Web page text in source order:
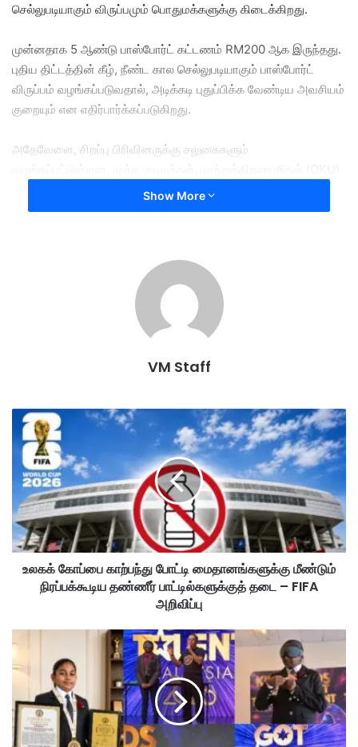
செல்லுபடியாகும் விருப்பமும் பொதுமக்களுக்கு கிடைக்கிறது.
முன்னதாக 5 ஆண்டு பாஸ்போர்ட் கட்டணம் RM200 ஆக இருந்தது.
புதிய திட்டத்தின் கீழ், நீண்ட கால செல்லுபடியாகும் பாஸ்போர்ட்
விருப்பம் வழங்கப்படுவதால், அடிக்கடி புதுப்பிக்க வேண்டிய அவசியம்
குறையும் என எதிர்பார்க்கப்படுகிறது.
அதேவேளை, சிறப்பு பிரிவினருக்கு சலுகைகளும்
உள்ளிட்டோருக்கு குறைந்த கட்டணம் அல்லது இலவச வசதி
வழங்கப்படும் எனவும் தெரிவிக்கப்பட்டுள்ளது.
வசதியாக இருக்கும். அதேசமயம், புதிய பாஸ்போர்ட் நடைமுறைகள்
மற்றும் விநியோக முறைகள் தொடர்பாக குடிநுழைவுத் துறை
மேலதிக அறிவிப்புகளை வெளியிடும் என கூறப்படுகிறது.
ஊடகங்களில் நல்ல கருத்துகளை பகிர்ந்து வருகின்றனர்.
Show More
VM Staff
கோ
பை
கா
ற்
மை
ன
ங்
உலகக் கோப்பை காற்பந்து போட்டி மைதானங்களுக்கு மீண்டும்
நிரப்பக்கூடிய தண்ணீர் பாட்டில்களுக்குத் தடை – FIFA
அறிவிப்பு
த
ழ்
ப்
ப